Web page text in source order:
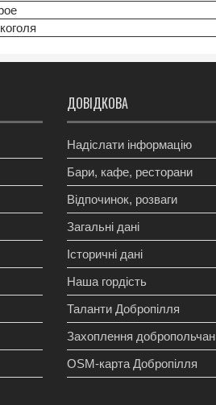
ДОВІДКОВА
Надіслати інформацію
Бари, кафе, ресторани
Відпочинок, розваги
Загальні дані
Історичні дані
Наша гордість
Таланти Добропілля
Захоплення добропольчан
OSM-карта Добропілля